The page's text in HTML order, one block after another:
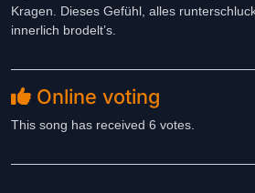
Kragen. Dieses Gefühl, alles
innerlich brodelt’s.
Online voting
This song has received 6 votes.